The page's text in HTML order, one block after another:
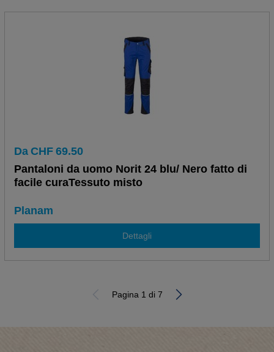
Da CHF 69.50
Pantaloni da uomo Norit 24 blu/ Nero fatto di
facile curaTessuto misto
Planam
Dettagli
Pagina 1 di 7